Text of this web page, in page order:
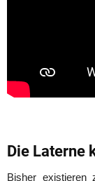
Die Laterne
Bisher existieren